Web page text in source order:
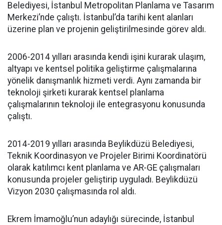
Belediyesi, İstanbul Metropolitan Planlama ve Tasarım
Merkezi’nde çalıştı. İstanbul’da tarihi kent alanları
üzerine plan ve projenin geliştirilmesinde görev aldı.
2006-2014 yılları arasında kendi işini kurarak ulaşım,
altyapı ve kentsel politika geliştirme çalışmalarına
yönelik danışmanlık hizmeti verdi. Aynı zamanda bir
teknoloji şirketi kurarak kentsel planlama
çalışmalarının teknoloji ile entegrasyonu konusunda
çalıştı.
2014-2019 yılları arasında Beylikdüzü Belediyesi,
Teknik Koordinasyon ve Projeler Birimi Koordinatörü
olarak katılımcı kent planlama ve AR-GE çalışmaları
konusunda projeler geliştirip uyguladı. Beylikdüzü
Vizyon 2030 çalışmasında rol aldı.
Ekrem İmamoğlu’nun adaylığı sürecinde, İstanbul